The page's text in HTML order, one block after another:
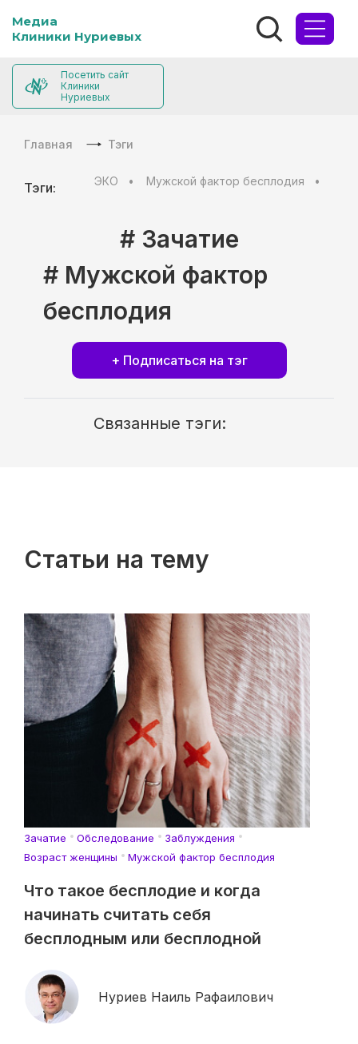
Медиа
Клиники Нуриевых
Посетить сайт
Клиники
Нуриевых
Главная Тэги
Тэги: ЭКО Мужской фактор бесплодия
# Зачатие
# Мужской фактор
бесплодия
+ Подписаться на тэг
Связанные тэги:
Статьи на тему
Зачатие Обследование
Заблуждения
Возраст женщины
Мужской фактор бесплодия
Что такое бесплодие и когда
начинать считать себя
бесплодным или бесплодной
Нуриев Наиль Рафаилович